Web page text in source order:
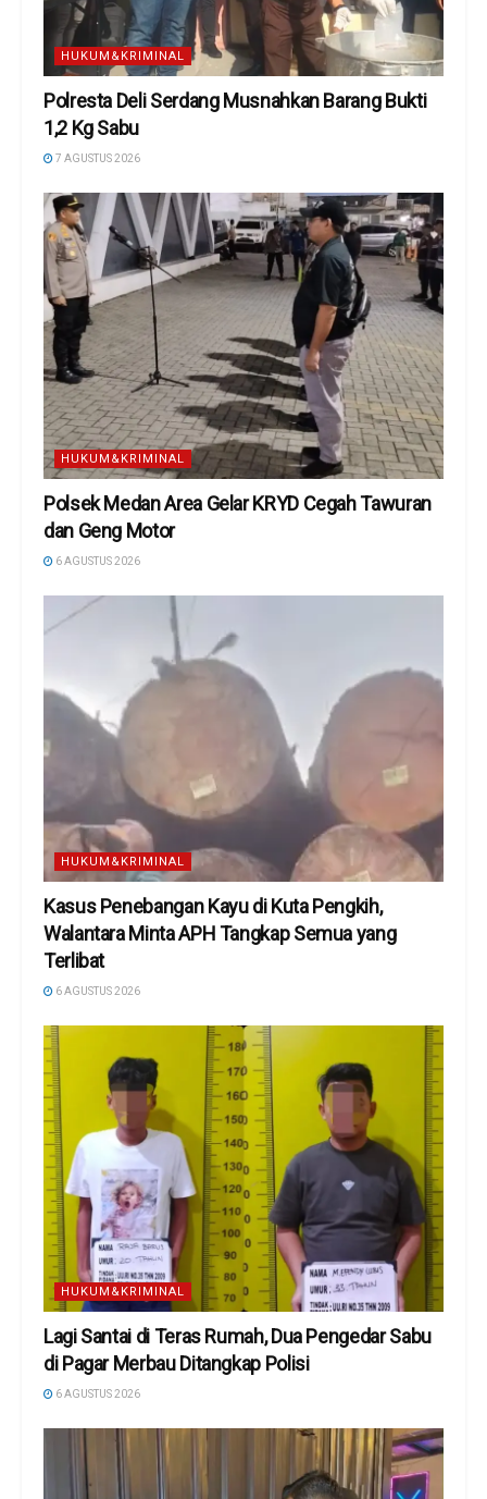
HUKUM&KRIMINAL
Polresta Deli Serdang Musnahkan Barang Bukti
1,2 Kg Sabu
7 AGUSTUS 2026
HUKUM&KRIMINAL
Polsek Medan Area Gelar KRYD Cegah Tawuran
dan Geng Motor
6 AGUSTUS 2026
HUKUM&KRIMINAL
Kasus Penebangan Kayu di Kuta Pengkih,
Walantara Minta APH Tangkap Semua yang
Terlibat
6 AGUSTUS 2026
HUKUM&KRIMINAL
Lagi Santai di Teras Rumah, Dua Pengedar Sabu
di Pagar Merbau Ditangkap Polisi
6 AGUSTUS 2026